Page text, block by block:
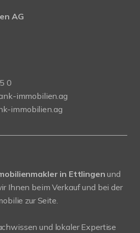
AG
0
immobilien.ag
immobilien.ag
in Ettlingen und
Ihnen beim Verkauf und bei der
zur Seite.
und lokaler Expertise